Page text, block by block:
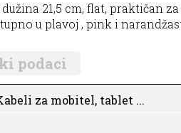
21,5 cm, flat, praktičan za
u plavoj , pink i
podaci
za mobitel, tablet ...